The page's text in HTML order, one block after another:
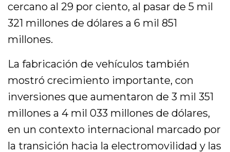
cercano al 29 por ciento, al pasar de 5 mil
321 millones de dólares a 6 mil 851
millones.
La fabricación de vehículos también
mostró crecimiento importante, con
inversiones que aumentaron de 3 mil 351
millones a 4 mil 033 millones de dólares,
en un contexto internacional marcado por
la transición hacia la electromovilidad y las